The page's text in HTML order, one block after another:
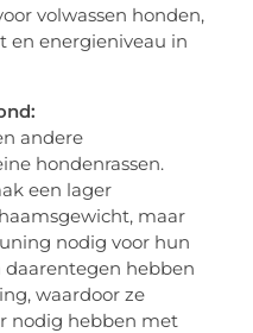
volwassen honden,
en energieniveau in
andere
hondenrassen.
een lager
maar
nodig voor hun
hebben
waardoor ze
nodig hebben met